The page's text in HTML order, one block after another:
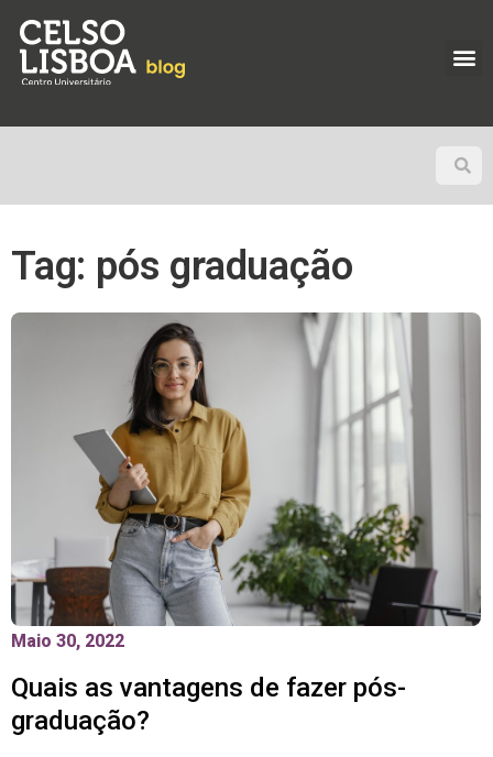
Tag: pós graduação
Maio 30, 2022
Quais as vantagens de fazer pós-
graduação?